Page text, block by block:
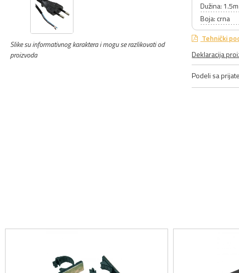
Slike su informativnog karaktera i mogu se razlikovati od
proizvoda
Dužina: 1.5m
Boja: crna
Tehnički
Deklaracija
Podeli sa